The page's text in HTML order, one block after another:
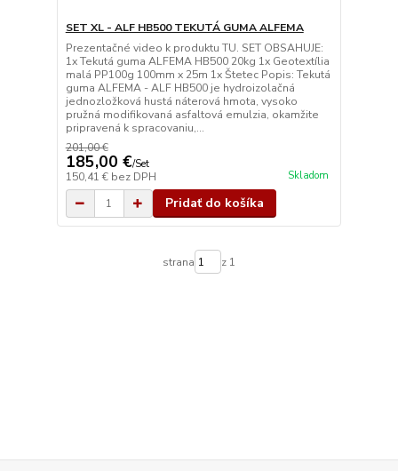
SET XL - ALF HB500 TEKUTÁ GUMA ALFEMA
Prezentačné video k produktu TU. SET OBSAHUJE:
1x Tekutá guma ALFEMA HB500 20kg 1x Geotextília
malá PP100g 100mm x 25m 1x Štetec Popis: Tekutá
guma ALFEMA - ALF HB500 je hydroizolačná
jednozložková hustá náterová hmota, vysoko
pružná modifikovaná asfaltová emulzia, okamžite
pripravená k spracovaniu,...
201,00 €
185,00 €/Set
150,41 € bez DPH Skladom
Pridať do košíka
strana z 1